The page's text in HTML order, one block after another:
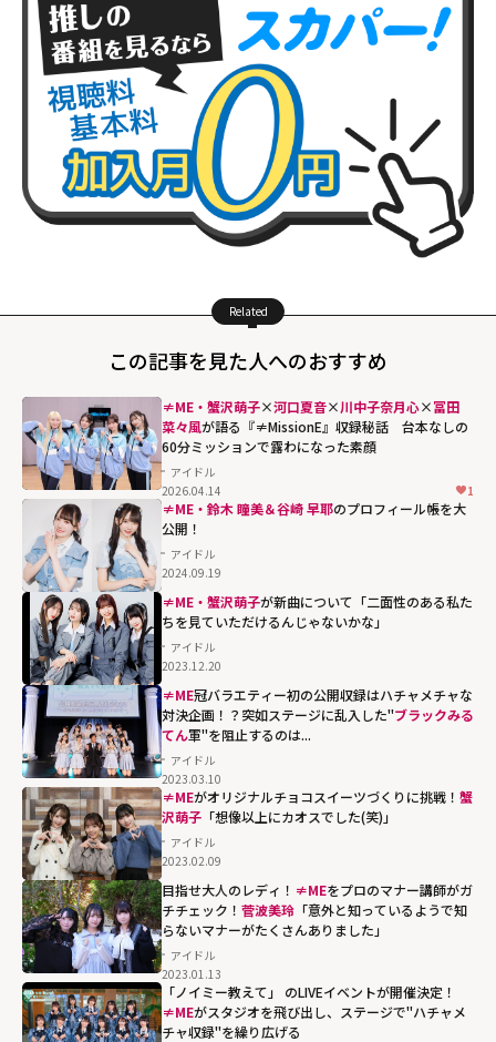
Related
この記事を見た人へのおすすめ
≠ME・蟹沢萌子×河口夏音×川中子奈月心×冨田
菜々風が語る『≠MissionE』収録秘話 台本なしの
60分ミッションで露わになった素顔
アイドル
2026.04.14
1
≠ME・鈴木 瞳美＆谷崎 早耶のプロフィール帳を大
公開！
アイドル
2024.09.19
≠ME・蟹沢萌子が新曲について「二面性のある私た
ちを見ていただけるんじゃないかな」
アイドル
2023.12.20
ブラックみるて
ん軍"を阻止する
のは..."
width="304"
height="203"
loading="lazy"
fetchpriority="h
igh">
≠ME冠バラエティー初の公開収録はハチャメチャな
対決企画！？突如ステージに乱入した"ブラックみる
てん軍"を阻止するのは...
アイドル
2023.03.10
≠MEがオリジナルチョコスイーツづくりに挑戦！ 蟹
沢萌子 「想像以上にカオスでした(笑)」
アイドル
2023.02.09
目指せ大人のレディ！ ≠MEをプロのマナー講師がガ
チチェック！ 菅波美玲 「意外と知っているようで知
らないマナーがたくさんありました」
アイドル
2023.01.13
「ノイミー教えて」 のLIVEイベントが開催決定！
≠MEがスタジオを飛び出し、ステージで"ハチャメ
チャ収録"を繰り広げる